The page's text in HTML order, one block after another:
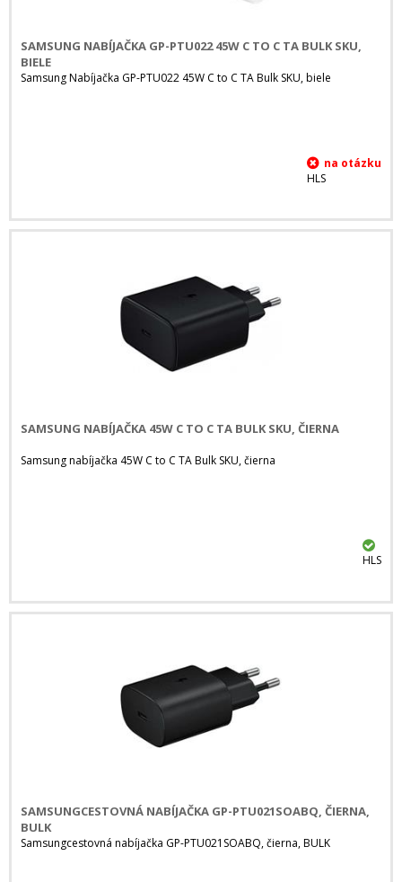
SAMSUNG NABÍJAČKA GP-PTU022 45W C TO C TA BULK SKU,
BIELE
Samsung Nabíjačka GP-PTU022 45W C to C TA Bulk SKU, biele
HLS
SAMSUNG NABÍJAČKA 45W C TO C TA BULK SKU, ČIERNA
Samsung nabíjačka 45W C to C TA Bulk SKU, čierna
HLS
SAMSUNGCESTOVNÁ NABÍJAČKA GP-PTU021SOABQ, ČIERNA,
BULK
Samsungcestovná nabíjačka GP-PTU021SOABQ, čierna, BULK